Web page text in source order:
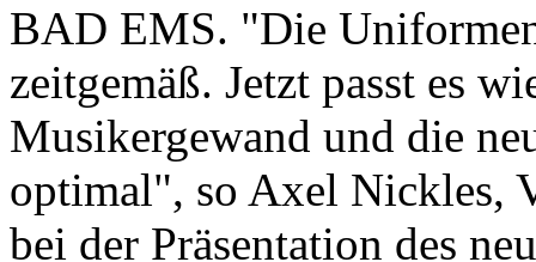
BAD EMS. "Die
zeitgemäß. Jetzt passt es
Musikergewand und die
optimal", so Axel Nickles,
bei der Präsentation des